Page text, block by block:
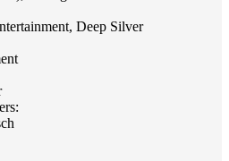
Deep Silver
: